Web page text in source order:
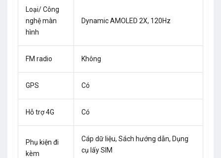
Loại/ Công
nghệ màn
hình
Dynamic AMOLED 2X, 120Hz
FM radio Không
GPS Có
Hỗ trợ 4G Có
Phụ kiện đi
kèm
Cáp dữ liệu, Sách hướng dẫn, Dụng
cụ lấy SIM